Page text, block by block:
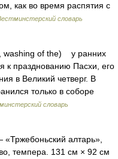
как во время распятия с
словарь
washing of the) у ранних
к празднованию Пасхи, его
в Великий четверг. В
только в соборе
словарь
«Тржебоньский алтарь»,
темпера. 131 см × 92 см